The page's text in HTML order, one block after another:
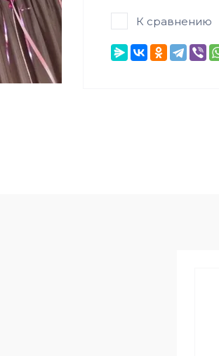
К сравнению